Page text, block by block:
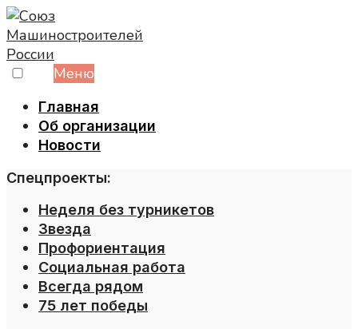
Skip
to
content
Меню
Главная
Об организации
Новости
Спецпроекты:
Неделя без турникетов
Звезда
Профориентация
Социальная работа
Всегда рядом
75 лет победы